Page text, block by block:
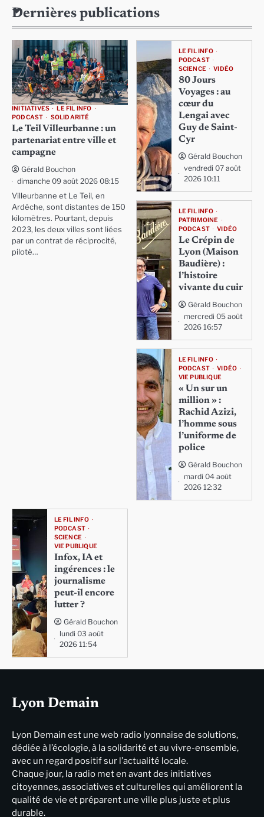
Dernières publications
INITIATIVES
LE FIL INFO
PODCAST
SOLIDARITÉ
Le Teil Villeurbanne : un
partenariat entre ville et
campagne
Gérald Bouchon
dimanche 09 août 2026 08:15
Villeurbanne et Le Teil, en
Ardèche, sont distantes de 150
kilomètres. Pourtant, depuis
2023, les deux villes sont liées
par un contrat de réciprocité,
piloté…
LE FIL INFO
PODCAST
SCIENCE
VIDÉO
80 Jours
Voyages : au
cœur du
Lengai avec
Guy de Saint-
Cyr
Gérald Bouchon
vendredi 07 août
2026 10:11
LE FIL INFO
PATRIMOINE
PODCAST
VIDÉO
Le Crépin de
Lyon (Maison
Baudière) :
l’histoire
vivante du cuir
Gérald Bouchon
mercredi 05 août
2026 16:57
LE FIL INFO
PODCAST
VIDÉO
VIE PUBLIQUE
« Un sur un
million » :
Rachid Azizi,
l’homme sous
l’uniforme de
police
Gérald Bouchon
mardi 04 août
2026 12:32
LE FIL INFO
PODCAST
SCIENCE
VIE PUBLIQUE
Infox, IA et
ingérences : le
journalisme
peut-il encore
lutter ?
Gérald Bouchon
lundi 03 août
2026 11:54
Lyon Demain
Lyon Demain est une web radio lyonnaise de solutions,
dédiée à l’écologie, à la solidarité et au vivre-ensemble,
avec un regard positif sur l’actualité locale.
Chaque jour, la radio met en avant des initiatives
citoyennes, associatives et culturelles qui améliorent la
qualité de vie et préparent une ville plus juste et plus
durable.